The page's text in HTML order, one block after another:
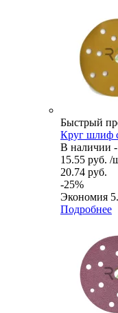
Быстрый
Круг шлиф
В наличии
15.55 руб. /
20.74 руб.
-25%
Экономия
Подробнее